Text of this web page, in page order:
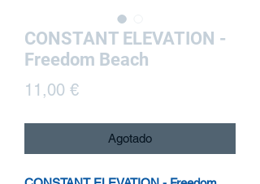
CONSTANT ELEVATION -
Freedom Beach
11,00 €Precio
Agotado